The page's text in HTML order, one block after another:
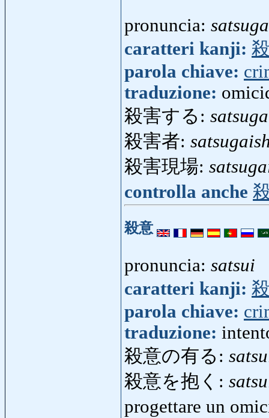
pronuncia:
caratteri kanji:
parola chiave:
traduzione:
殺害する:
殺害者:
殺害現場:
controlla anche
殺意
pronuncia: satsui
caratteri kanji:
parola chiave:
traduzione:
殺意の有る:
殺意を抱く:
progettare un